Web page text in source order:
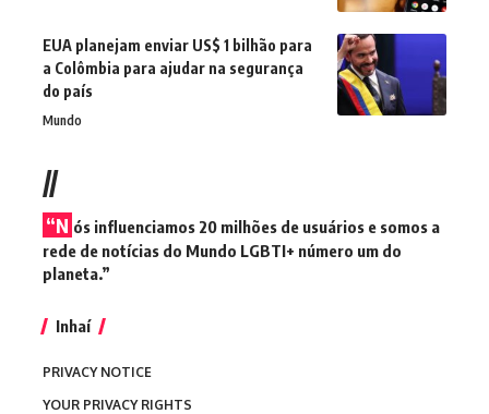
EUA planejam enviar US$ 1 bilhão para
a Colômbia para ajudar na segurança
do país
Mundo
//
“N ós influenciamos 20 milhões de usuários e somos a
rede de notícias do Mundo LGBTI+ número um do
planeta.”
Inhaí
PRIVACY NOTICE
YOUR PRIVACY RIGHTS